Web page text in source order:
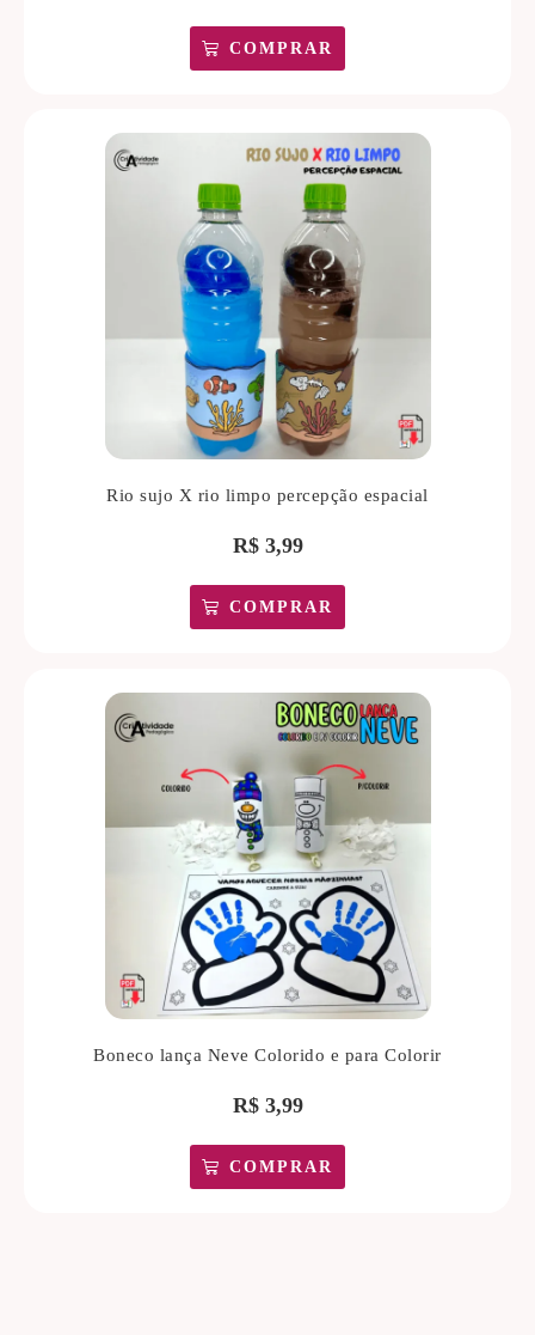
COMPRAR
Rio sujo X rio limpo percepção espacial
R$3,99
COMPRAR
Boneco lança Neve Colorido e para Colorir
R$3,99
COMPRAR